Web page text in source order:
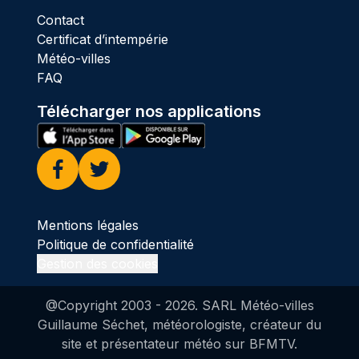
Contact
Certificat d’intempérie
Météo-villes
FAQ
Télécharger nos applications
Facebook
Twitter
Mentions légales
Politique de confidentialité
@Copyright 2003 - 2026. SARL Météo-villes
Guillaume Séchet, météorologiste, créateur du
site et présentateur météo sur BFMTV.